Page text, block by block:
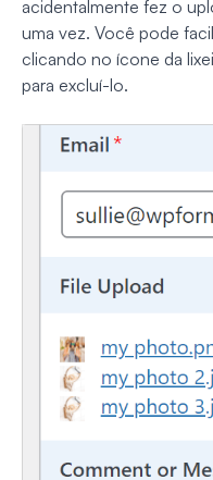
acidentalmente fez o
uma vez. Você pode
clicando no ícone da
para excluí-lo.